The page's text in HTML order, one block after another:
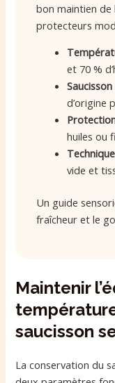
bon maintien de
protecteurs
et 70 %
d’origine
huiles ou
vide et
Un guide
fraîcheur et le
Maintenir
saucisson
La conservation du